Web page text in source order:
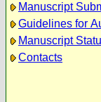
Manuscript
Guidelines for
Manuscript
Contacts